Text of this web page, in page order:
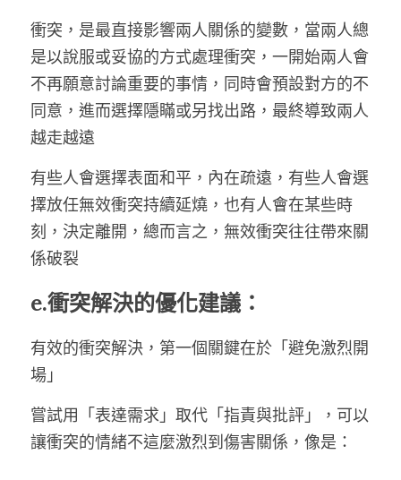
衝突，是最直接影響兩人關係的變數，當兩人總
是以說服或妥協的方式處理衝突，一開始兩人會
不再願意討論重要的事情，同時會預設對方的不
同意，進而選擇隱瞞或另找出路，最終導致兩人
越走越遠
有些人會選擇表面和平，內在疏遠，有些人會選
擇放任無效衝突持續延燒，也有人會在某些時
刻，決定離開，總而言之，無效衝突往往帶來關
係破裂
e.衝突解決的優化建議：
有效的衝突解決，第一個關鍵在於「避免激烈開
場」
嘗試用「表達需求」取代「指責與批評」，可以
讓衝突的情緒不這麼激烈到傷害關係，像是：